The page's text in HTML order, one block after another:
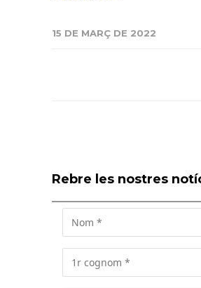
15 DE MARÇ DE 2022
Rebre les nostres